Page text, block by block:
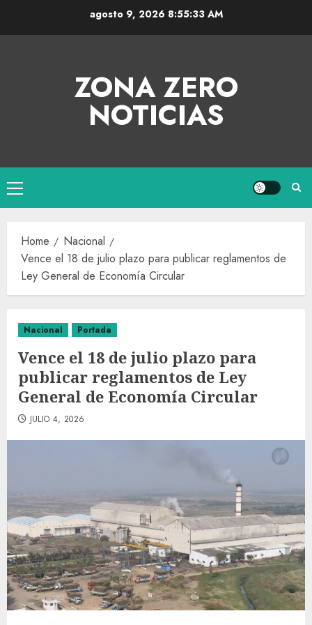
agosto 9, 2026 8:55:33 AM
ZONA ZERO
NOTICIAS
Home
Nacional
Vence el 18 de julio plazo para publicar reglamentos de
Ley General de Economía Circular
Nacional Portada
Vence el 18 de julio plazo para
publicar reglamentos de Ley
General de Economía Circular
JULIO 4, 2026